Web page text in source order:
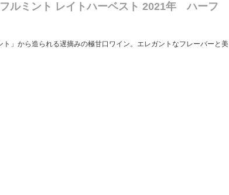
ルミント レイトハーベスト 2021年 ハーフ
」から造られる遅摘みの極甘口ワイン。エレガントなフレーバーと美